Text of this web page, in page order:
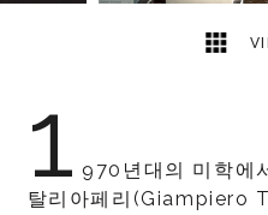
1 970년대의 미학에
탈리아페리(Giampiero